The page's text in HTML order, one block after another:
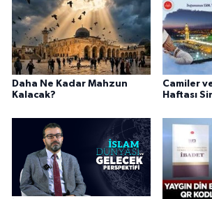
Daha Ne Kadar Mahzun
Kalacak?
Camiler
Haftası
Elazığ Müftülüğü
Erzincan Müftülüğü
Erzurum Müftülüğü
Eskişehir Müftülüğü
Gaziantep Müftülüğü